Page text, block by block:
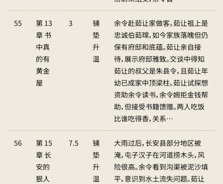
55
第 13
章 书
中真
的有
黄金
屋
3
铺
垫
升
温
余令赴茹让家做客。茹让祖上是
忠诚伯茹瑺，如今家族落魄但仍
保有府邸和底蕴。茹让亲自接
待，展示府邸雅致。交谈中得知
茹让的叔父是朱县令，且茹让年
幼已成家中顶梁柱。茹让试探想
资助余令读书，余令婉拒金钱帮
助，但接受书籍馈赠。两人吃饭
比谁吃得香，关系…
56
第 15
章 长
安的
狠人
7.5
铺
垫
升
温
大雨过后，长安县部分地区被
淹，屯子汉子在河道捞木头，风
险很高。余令看到沟渠被泥沙填
平，意识到水土流失问题。茹让